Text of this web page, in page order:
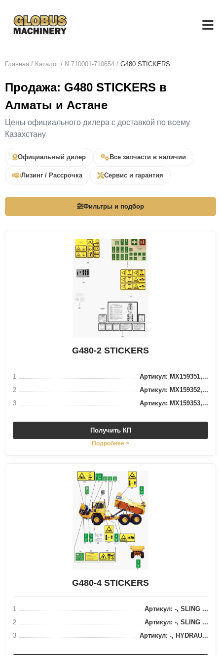
Главная / Каталог / N 710001-710654 / G480 STICKERS
Продажа: G480 STICKERS в
Алматы и Астане
Цены официального дилера с доставкой по всему
Казахстану
Официальный дилер Все запчасти в наличии
Лизинг / Рассрочка Сервис и гарантия
Фильтры и подбор
G480-2 STICKERS
1
Артикул: MX159351,...
2
Артикул: MX159352,...
3
Артикул: MX159353,...
Получить КП
Подробнее >
G480-4 STICKERS
1
Артикул: -, SLING ...
2
Артикул: -, SLING ...
3
Артикул: -, HYDRAU...